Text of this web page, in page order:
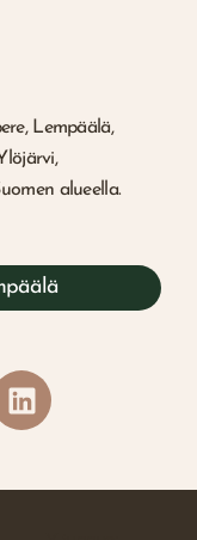
Lempäälä,
alueella.